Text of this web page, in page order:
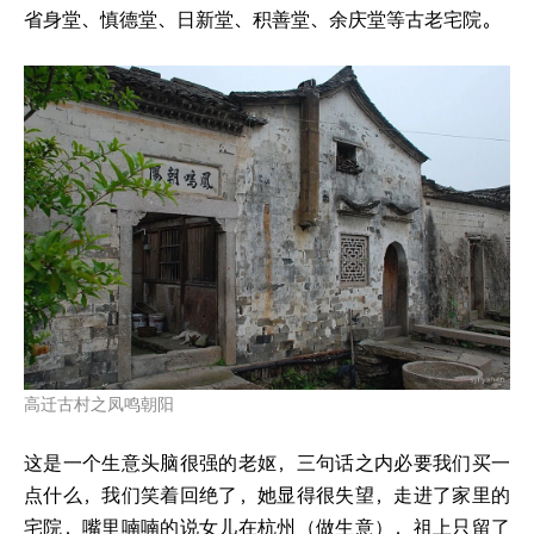
省身堂、慎德堂、日新堂、积善堂、余庆堂等古老宅院。
高迁古村之凤鸣朝阳
这是一个生意头脑很强的老妪，三句话之内必要我们买一
点什么，我们笑着回绝了，她显得很失望，走进了家里的
宅院，嘴里喃喃的说女儿在杭州（做生意），祖上只留了